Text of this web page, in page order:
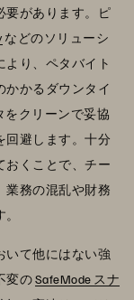
要があります。ピ
などのソリューシ
より、ペタバイト
かかるダウンタイ
をクリーンで妥協
回避します。十分
おくことで、チー
業務の混乱や財務
いて他にはない強
変のSafeMode スナ